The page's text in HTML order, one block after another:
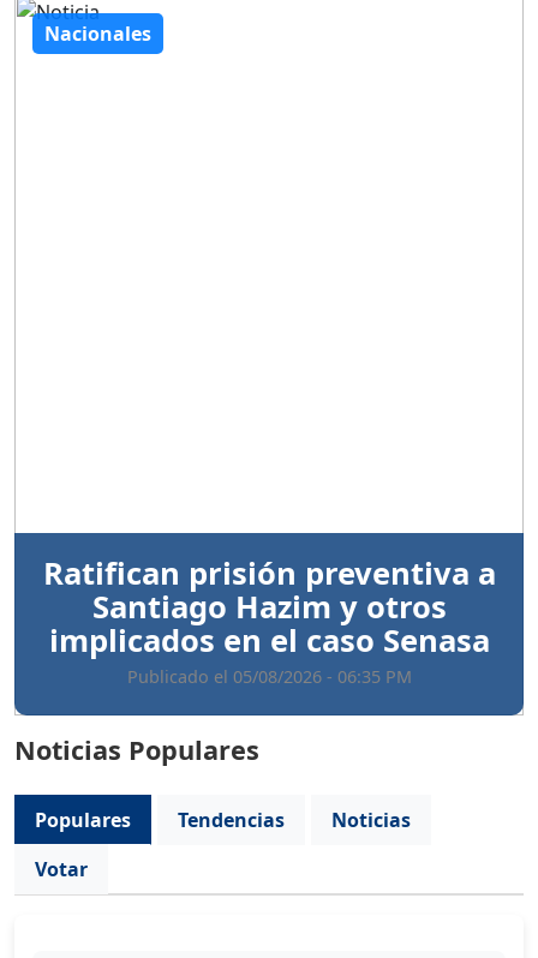
Nacionales
Ratifican prisión preventiva a
Santiago Hazim y otros
implicados en el caso Senasa
Publicado el 05/08/2026 - 06:35 PM
Noticias Populares
Populares Tendencias
Noticias
Votar